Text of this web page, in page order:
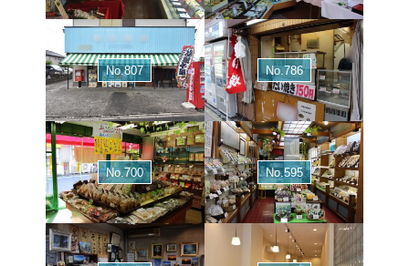
No.807 No.786
No.700 No.595